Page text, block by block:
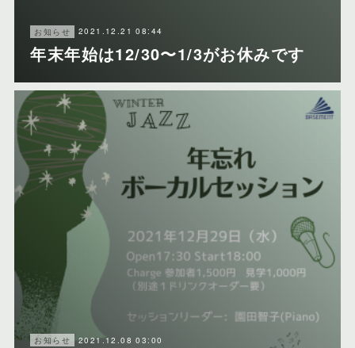
お知らせ 2021.12.21 08:44
年末年始は12/30〜1/3がお休みです
お知らせ 2021.12.08 03:00